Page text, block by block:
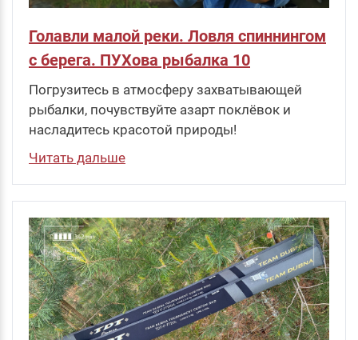
Голавли малой реки. Ловля спиннингом
с берега. ПУХова рыбалка 10
Погрузитесь в атмосферу захватывающей
рыбалки, почувствуйте азарт поклёвок и
насладитесь красотой природы!
Читать дальше